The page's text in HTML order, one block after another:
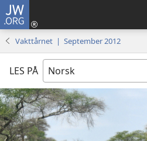
JW.ORG
Vakttårnet | September 2012
LES PÅ